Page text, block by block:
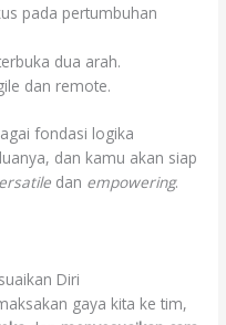
pada pertumbuhan
dua arah.
dan remote.
fondasi logika
dan kamu akan siap
dan empowering.
Diri
gaya kita ke tim,